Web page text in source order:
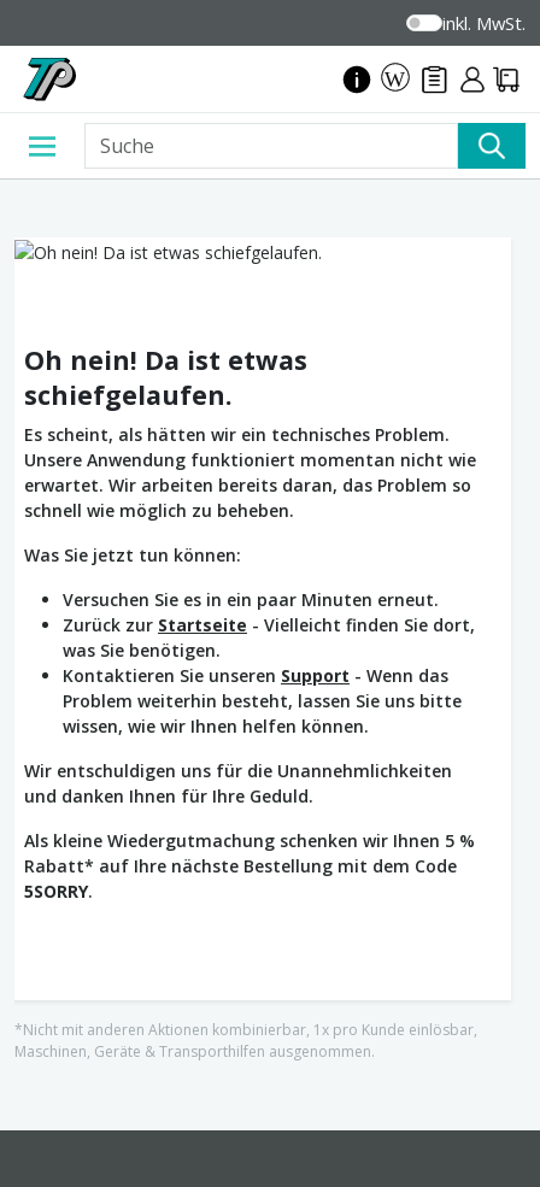
inkl. MwSt.
Oh nein! Da ist etwas
schiefgelaufen.
Es scheint, als hätten wir ein technisches Problem.
Unsere Anwendung funktioniert momentan nicht wie
erwartet. Wir arbeiten bereits daran, das Problem so
schnell wie möglich zu beheben.
Was Sie jetzt tun können:
Versuchen Sie es in ein paar Minuten erneut.
Zurück zur Startseite - Vielleicht finden Sie dort,
was Sie benötigen.
Kontaktieren Sie unseren Support - Wenn das
Problem weiterhin besteht, lassen Sie uns bitte
wissen, wie wir Ihnen helfen können.
Wir entschuldigen uns für die Unannehmlichkeiten
und danken Ihnen für Ihre Geduld.
Als kleine Wiedergutmachung schenken wir Ihnen 5 %
Rabatt* auf Ihre nächste Bestellung mit dem Code
5SORRY.
*Nicht mit anderen Aktionen kombinierbar, 1x pro Kunde einlösbar,
Maschinen, Geräte & Transporthilfen ausgenommen.